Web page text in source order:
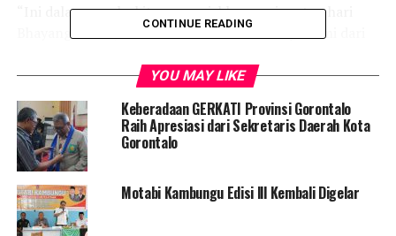
“Ini dalam rangka kita memeriahkan peringatan hari
Bhayangkara 1 Juli 2022 nanti. Dan tentunya kami dari
dengan hari ulang tahun Bhayangkara yang ke-76 ini
Insya Allah lebih membuat jajaran Polri khususnya
Polres Gorontalo Utara dalam melaksanakan tugas dan
fungsinya sebagai pengayom pelindung masyarakat itu
bisa secara maksimal dijalankan,” tutur Suleman.
Suleman mengatakan pemerintah daerah akan terus
berupaya untuk bersinergi dengan Polres Gorut dalam
CONTINUE READING
YOU MAY LIKE
Keberadaan GERKATI Provinsi Gorontalo
Raih Apresiasi dari Sekretaris Daerah Kota
Gorontalo
Motabi Kambungu Edisi lll Kembali Digelar